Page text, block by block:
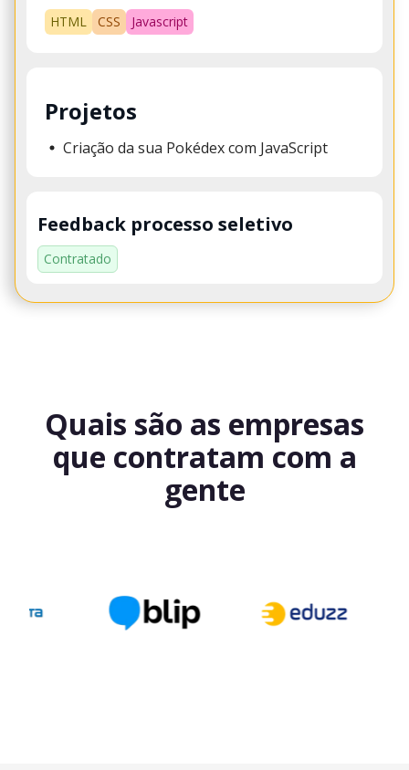
HTML CSS Javascript
Projetos
Criação da sua Pokédex com JavaScript
Feedback processo seletivo
Contratado
Quais são as empresas
que contratam com a
gente